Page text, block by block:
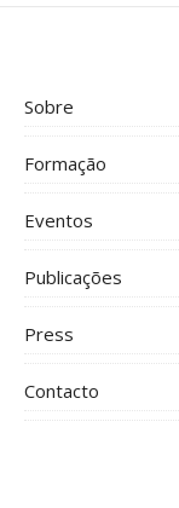
Sobre
Formação
Eventos
Publicações
Press
Contacto